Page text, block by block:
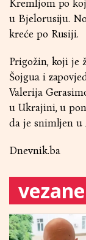
Kremljom po
u Bjelorusiju.
kreće po Rusiji.
Prigožin, koji je
Šojgua i
Valerija
u Ukrajini, u
da je snimljen u
Dnevnik.ba